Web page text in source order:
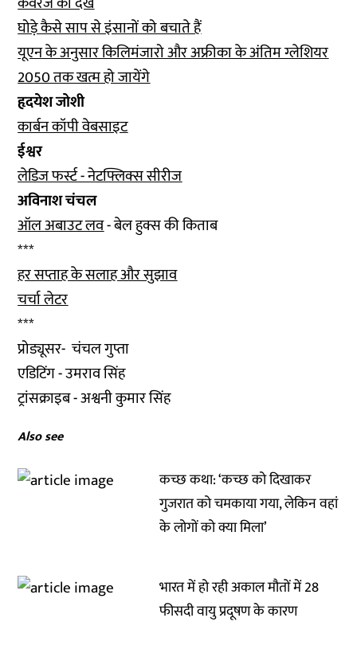
घोड़े कैसे साप से इंसानों को बचाते हैं
यूएन के अनुसार किलिमंजारो और अफ्रीका के अंतिम ग्लेशियर
2050 तक खत्म हो जायेंगे
हृदयेश जोशी
कार्बन कॉपी वेबसाइट
ईश्वर
लेडिज फर्स्ट - नेटफ्लिक्स सीरीज
अविनाश चंचल
ऑल अबाउट लव- बेल हुक्स की किताब
***
हर सप्ताह के सलाह और सुझाव
चर्चा लेटर
***
प्रोड्यूसर- चंचल गुप्ता
एडिटिंग - उमराव सिंह
ट्रांसक्राइब - अश्वनी कुमार सिंह
Also see
कच्छ कथा: ‘कच्छ को दिखाकर
गुजरात को चमकाया गया, लेकिन वहां
के लोगों को क्या मिला’
भारत में हो रही अकाल मौतों में 28
फीसदी वायु प्रदूषण के कारण